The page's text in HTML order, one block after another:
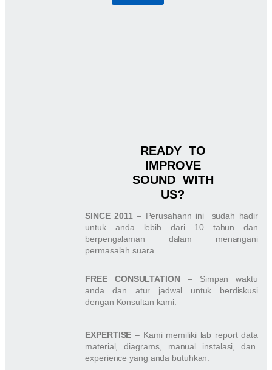
READY TO
IMPROVE
SOUND WITH
US?
SINCE 2011 – Perusahann ini sudah hadir
untuk anda lebih dari 10 tahun dan
berpengalaman dalam menangani
permasalah suara.
FREE CONSULTATION – Simpan waktu
anda dan atur jadwal untuk berdiskusi
dengan Konsultan kami.
EXPERTISE – Kami memiliki lab report data
material, diagrams, manual instalasi, dan
experience yang anda butuhkan.